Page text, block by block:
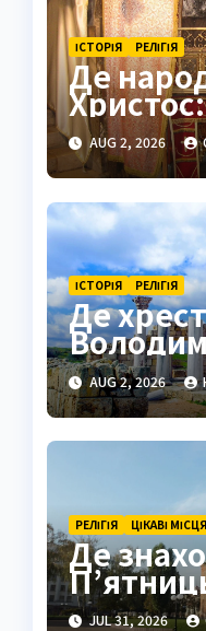
ІСТОРІЯ РЕЛІГІЯ
Де
Христос:
AUG 2, 2026
ІСТОРІЯ РЕЛІГІЯ
Де
AUG 2, 2026
РЕЛІГІЯ ЦІКАВІ МІСЦЯ
Де
JUL 31, 2026